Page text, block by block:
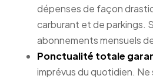
dépenses de façon
carburant et de parkings.
abonnements mensuels
Ponctualité totale
imprévus du quotidien. Ne